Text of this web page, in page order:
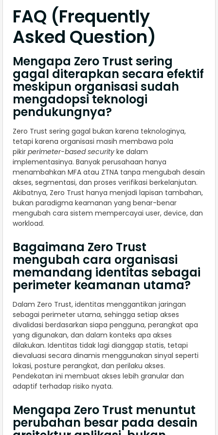
FAQ (Frequently
Asked Question)
Mengapa Zero Trust sering
gagal diterapkan secara efektif
meskipun organisasi sudah
mengadopsi teknologi
pendukungnya?
Zero Trust sering gagal bukan karena teknologinya,
tetapi karena organisasi masih membawa pola
pikir perimeter-based security ke dalam
implementasinya. Banyak perusahaan hanya
menambahkan MFA atau ZTNA tanpa mengubah desain
akses, segmentasi, dan proses verifikasi berkelanjutan.
Akibatnya, Zero Trust hanya menjadi lapisan tambahan,
bukan paradigma keamanan yang benar-benar
mengubah cara sistem mempercayai user, device, dan
workload.
Bagaimana Zero Trust
mengubah cara organisasi
memandang identitas sebagai
perimeter keamanan utama?
Dalam Zero Trust, identitas menggantikan jaringan
sebagai perimeter utama, sehingga setiap akses
divalidasi berdasarkan siapa pengguna, perangkat apa
yang digunakan, dan dalam konteks apa akses
dilakukan. Identitas tidak lagi dianggap statis, tetapi
dievaluasi secara dinamis menggunakan sinyal seperti
lokasi, posture perangkat, dan perilaku akses.
Pendekatan ini membuat akses lebih granular dan
adaptif terhadap risiko nyata.
Mengapa Zero Trust menuntut
perubahan besar pada desain